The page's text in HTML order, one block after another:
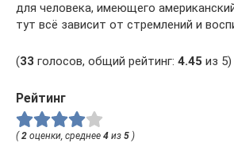
для человека, имеющего
тут всё зависит от стремлений и
(33 голосов, общий рейтинг: 4.45 из 5)
Рейтинг
( 2 оценки, среднее 4 из 5 )